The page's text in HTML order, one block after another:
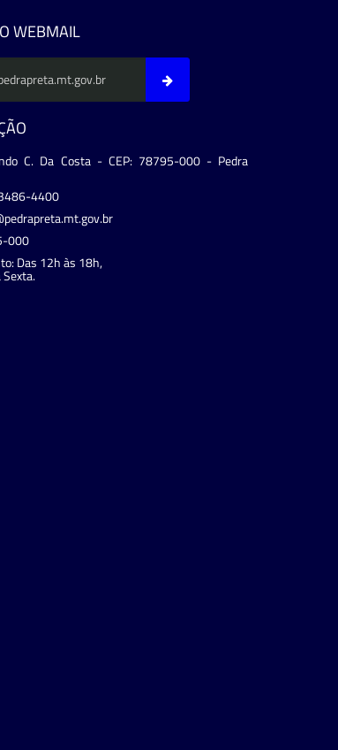
WEBMAIL
C. Da Costa - CEP: 78795-000 - Pedra
4400
000
Das 12h às 18h,
Sexta.